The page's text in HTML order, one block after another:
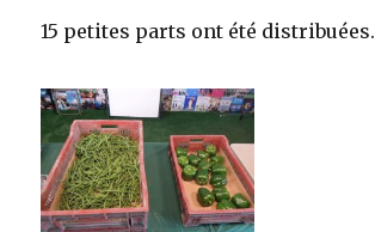
15 petites parts ont été distribuées.